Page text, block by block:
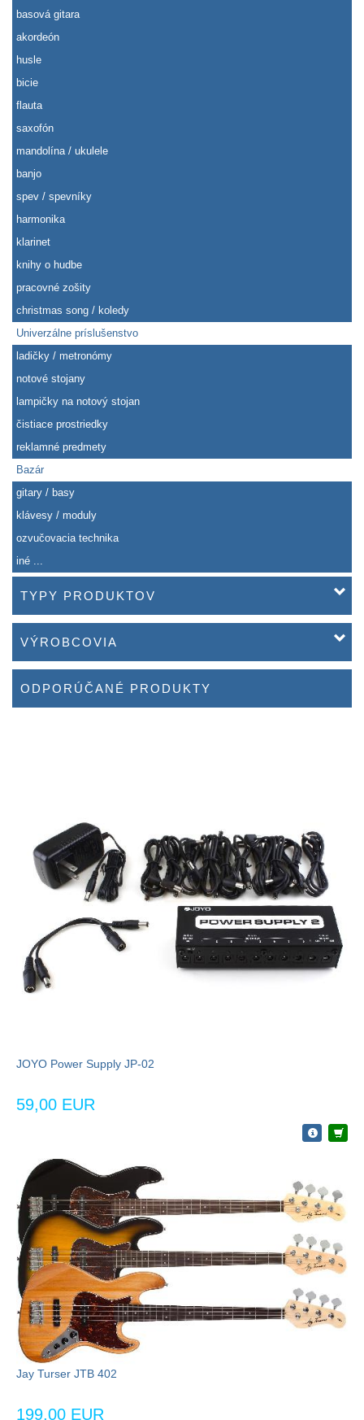
basová gitara
akordeón
husle
bicie
flauta
saxofón
mandolína / ukulele
banjo
spev / spevníky
harmonika
klarinet
knihy o hudbe
pracovné zošity
christmas song / koledy
Univerzálne príslušenstvo
ladičky / metronómy
notové stojany
lampičky na notový stojan
čistiace prostriedky
reklamné predmety
Bazár
gitary / basy
klávesy / moduly
ozvučovacia technika
iné ...
TYPY PRODUKTOV
VÝROBCOVIA
ODPORÚČANÉ PRODUKTY
JOYO Power Supply JP-02
59,00 EUR
Jay Turser JTB 402
199,00 EUR